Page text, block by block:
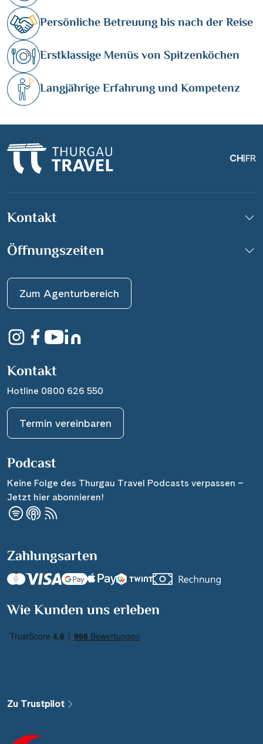
Persönliche Betreuung bis nach der Reise
Erstklassige Menüs von Spitzenköchen
Langjährige Erfahrung und Kompetenz
CH|FR
Kontakt
Öffnungszeiten
Zum Agenturbereich
Kontakt
Hotline 0800 626 550
Termin vereinbaren
Podcast
Keine Folge des Thurgau Travel Podcasts verpassen –
Jetzt hier abonnieren!
Zahlungsarten
Wie Kunden uns erleben
Zu Trustpilot
Suchen & Buchen
Alle Gewässer
Alle Schiffe